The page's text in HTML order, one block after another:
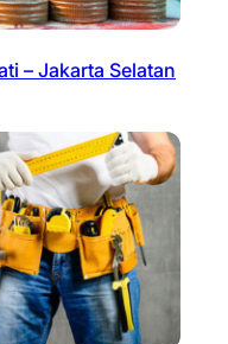
– Jakarta Selatan